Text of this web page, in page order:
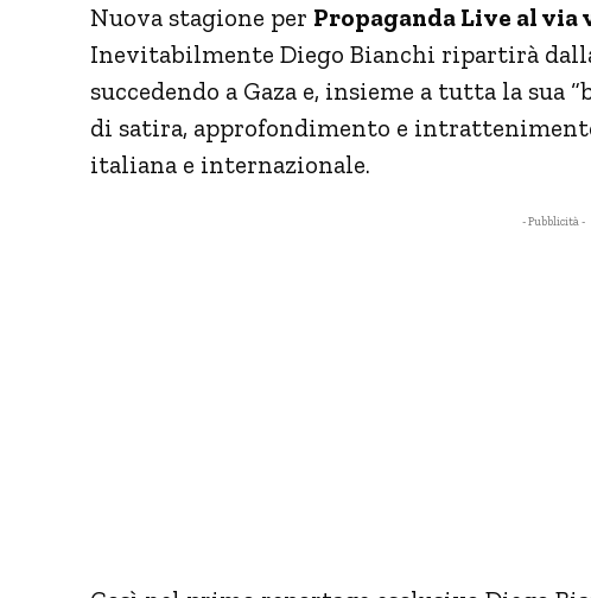
Nuova stagione per Propaganda Live al via
Inevitabilmente Diego Bianchi ripartirà
succedendo a Gaza e, insieme a tutta la sua
di satira, approfondimento e
italiana e internazionale.
- Pubblicità -